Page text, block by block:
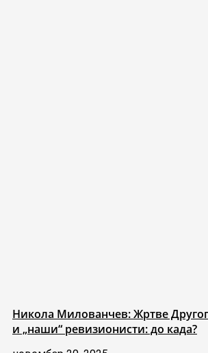
Никола Милованчев: Жртве Другог
и „наши“ ревизионисти: до када?